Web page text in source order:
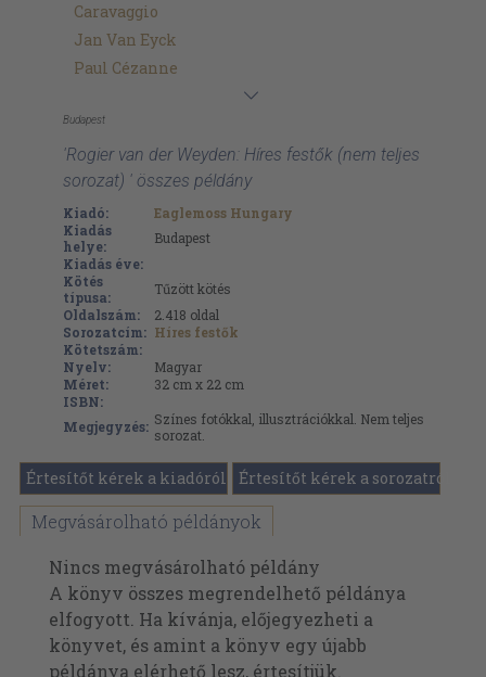
Caravaggio
Jan Van Eyck
Paul Cézanne
Budapest
'Rogier van der Weyden: Híres festők (nem teljes
sorozat) ' összes példány
Kiadó:
Eaglemoss Hungary
Kiadás
helye:
Budapest
Kiadás éve:
Kötés
típusa:
Tűzött kötés
Oldalszám:
2.418 oldal
Sorozatcím: Híres festők
Kötetszám:
Nyelv:
Magyar
Méret:
32 cm x 22 cm
ISBN:
Megjegyzés: Színes fotókkal, illusztrációkkal. Nem teljes
sorozat.
Értesítőt kérek a kiadóról Értesítőt kérek a sorozatról
Megvásárolható példányok
Nincs megvásárolható példány
A könyv összes megrendelhető példánya
elfogyott. Ha kívánja, előjegyezheti a
könyvet, és amint a könyv egy újabb
példánya elérhető lesz, értesítjük.